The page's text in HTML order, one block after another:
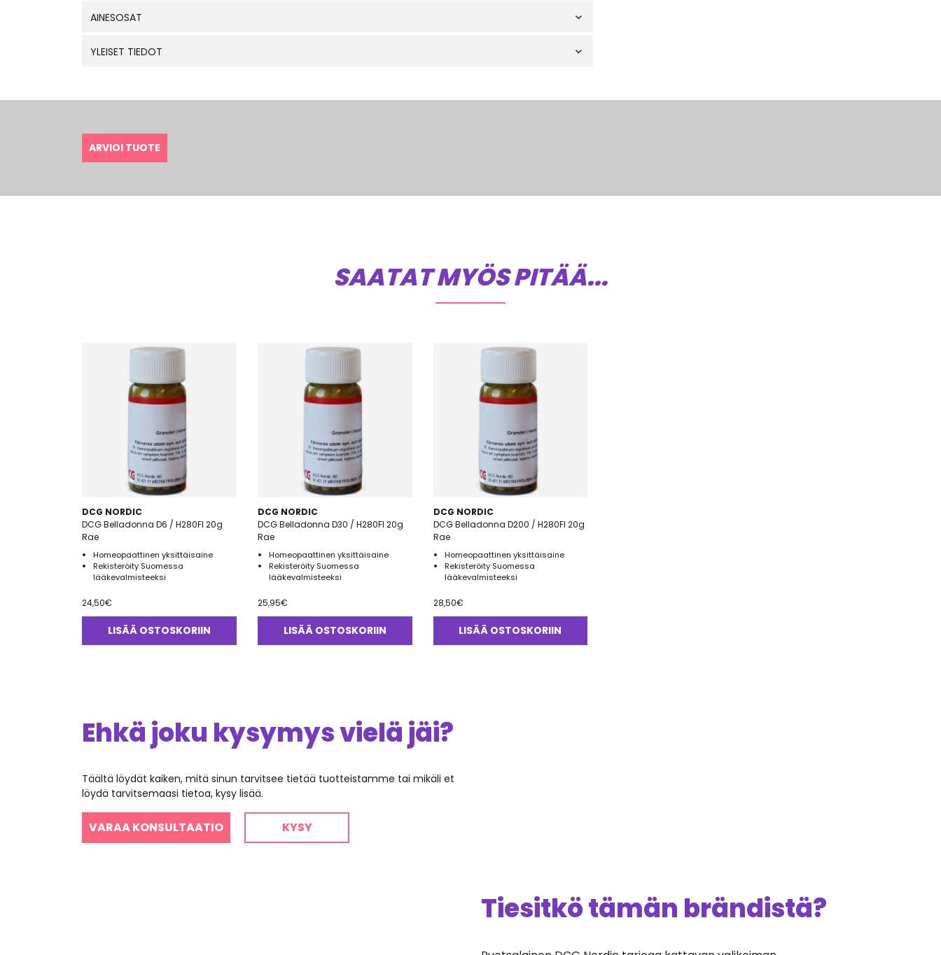
AINESOSAT
YLEISET TIEDOT
ARVIOI TUOTE
SAATAT MYÖS PITÄÄ...
DCG NORDIC
DCG Belladonna D6 / H280FI 20g
Rae
Homeopaattinen yksittäisaine
Rekisteröity Suomessa
lääkevalmisteeksi
24,50€
LISÄÄ OSTOSKORIIN
DCG NORDIC
DCG Belladonna D30 / H280FI 20g
Rae
Homeopaattinen yksittäisaine
Rekisteröity Suomessa
lääkevalmisteeksi
25,95€
LISÄÄ OSTOSKORIIN
DCG NORDIC
DCG Belladonna D200 / H280FI 20g
Rae
Homeopaattinen yksittäisaine
Rekisteröity Suomessa
lääkevalmisteeksi
28,50€
LISÄÄ OSTOSKORIIN
Ehkä joku kysymys vielä jäi?
Täältä löydät kaiken, mitä sinun tarvitsee tietää tuotteistamme tai mikäli et
löydä tarvitsemaasi tietoa, kysy lisää.
VARAA KONSULTAATIO KYSY
Tiesitkö tämän brändistä?